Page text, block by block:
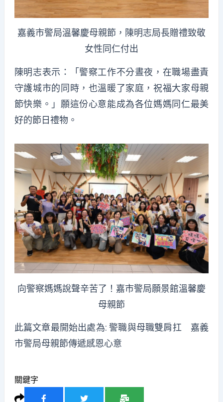
嘉義市警局溫馨慶母親節，陳明志局長贈禮致敬
女性同仁付出
陳明志表示：「警察工作不分晝夜，在職場盡責
守護城市的同時，也溫暖了家庭，祝福大家母親
節快樂。」願這份心意能成為各位媽媽同仁最美
好的節日禮物。
向警察媽媽說聲辛苦了！嘉市警局願景館溫馨慶
母親節
此篇文章最開始出處為:警職與母職雙肩扛 嘉義
市警局母親節傳遞感恩心意
關鍵字